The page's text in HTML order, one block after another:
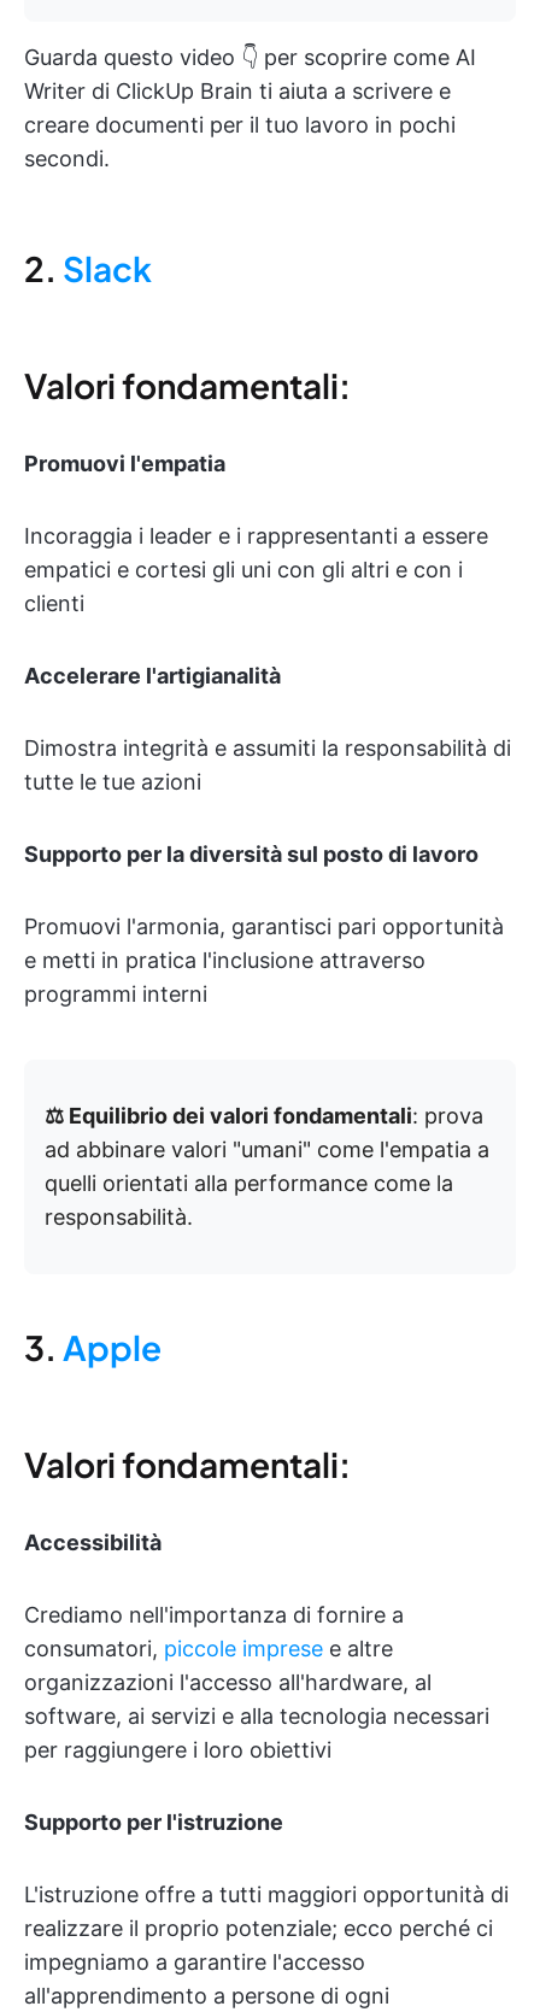
Guarda questo video 👇 per scoprire come AI
Writer di ClickUp Brain ti aiuta a scrivere e
creare documenti per il tuo lavoro in pochi
secondi.
2. Slack
Valori fondamentali:
Promuovi l'empatia
Incoraggia i leader e i rappresentanti a essere
empatici e cortesi gli uni con gli altri e con i
clienti
Accelerare l'artigianalità
Dimostra integrità e assumiti la responsabilità di
tutte le tue azioni
Supporto per la diversità sul posto di lavoro
Promuovi l'armonia, garantisci pari opportunità
e metti in pratica l'inclusione attraverso
programmi interni
⚖️ Equilibrio dei valori fondamentali: prova
ad abbinare valori "umani" come l'empatia a
quelli orientati alla performance come la
responsabilità.
3. Apple
Valori fondamentali:
Accessibilità
Crediamo nell'importanza di fornire a
consumatori, piccole imprese e altre
organizzazioni l'accesso all'hardware, al
software, ai servizi e alla tecnologia necessari
per raggiungere i loro obiettivi
Supporto per l'istruzione
L'istruzione offre a tutti maggiori opportunità di
realizzare il proprio potenziale; ecco perché ci
impegniamo a garantire l'accesso
all'apprendimento a persone di ogni